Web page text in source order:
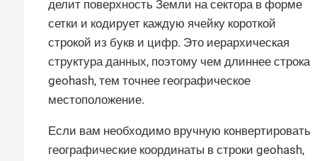
делит поверхность Земли на сектора в форме
сетки и кодирует каждую ячейку короткой
строкой из букв и цифр. Это иерархическая
структура данных, поэтому чем длиннее строка
geohash, тем точнее географическое
местоположение.
Если вам необходимо вручную конвертировать
географические координаты в строки geohash,